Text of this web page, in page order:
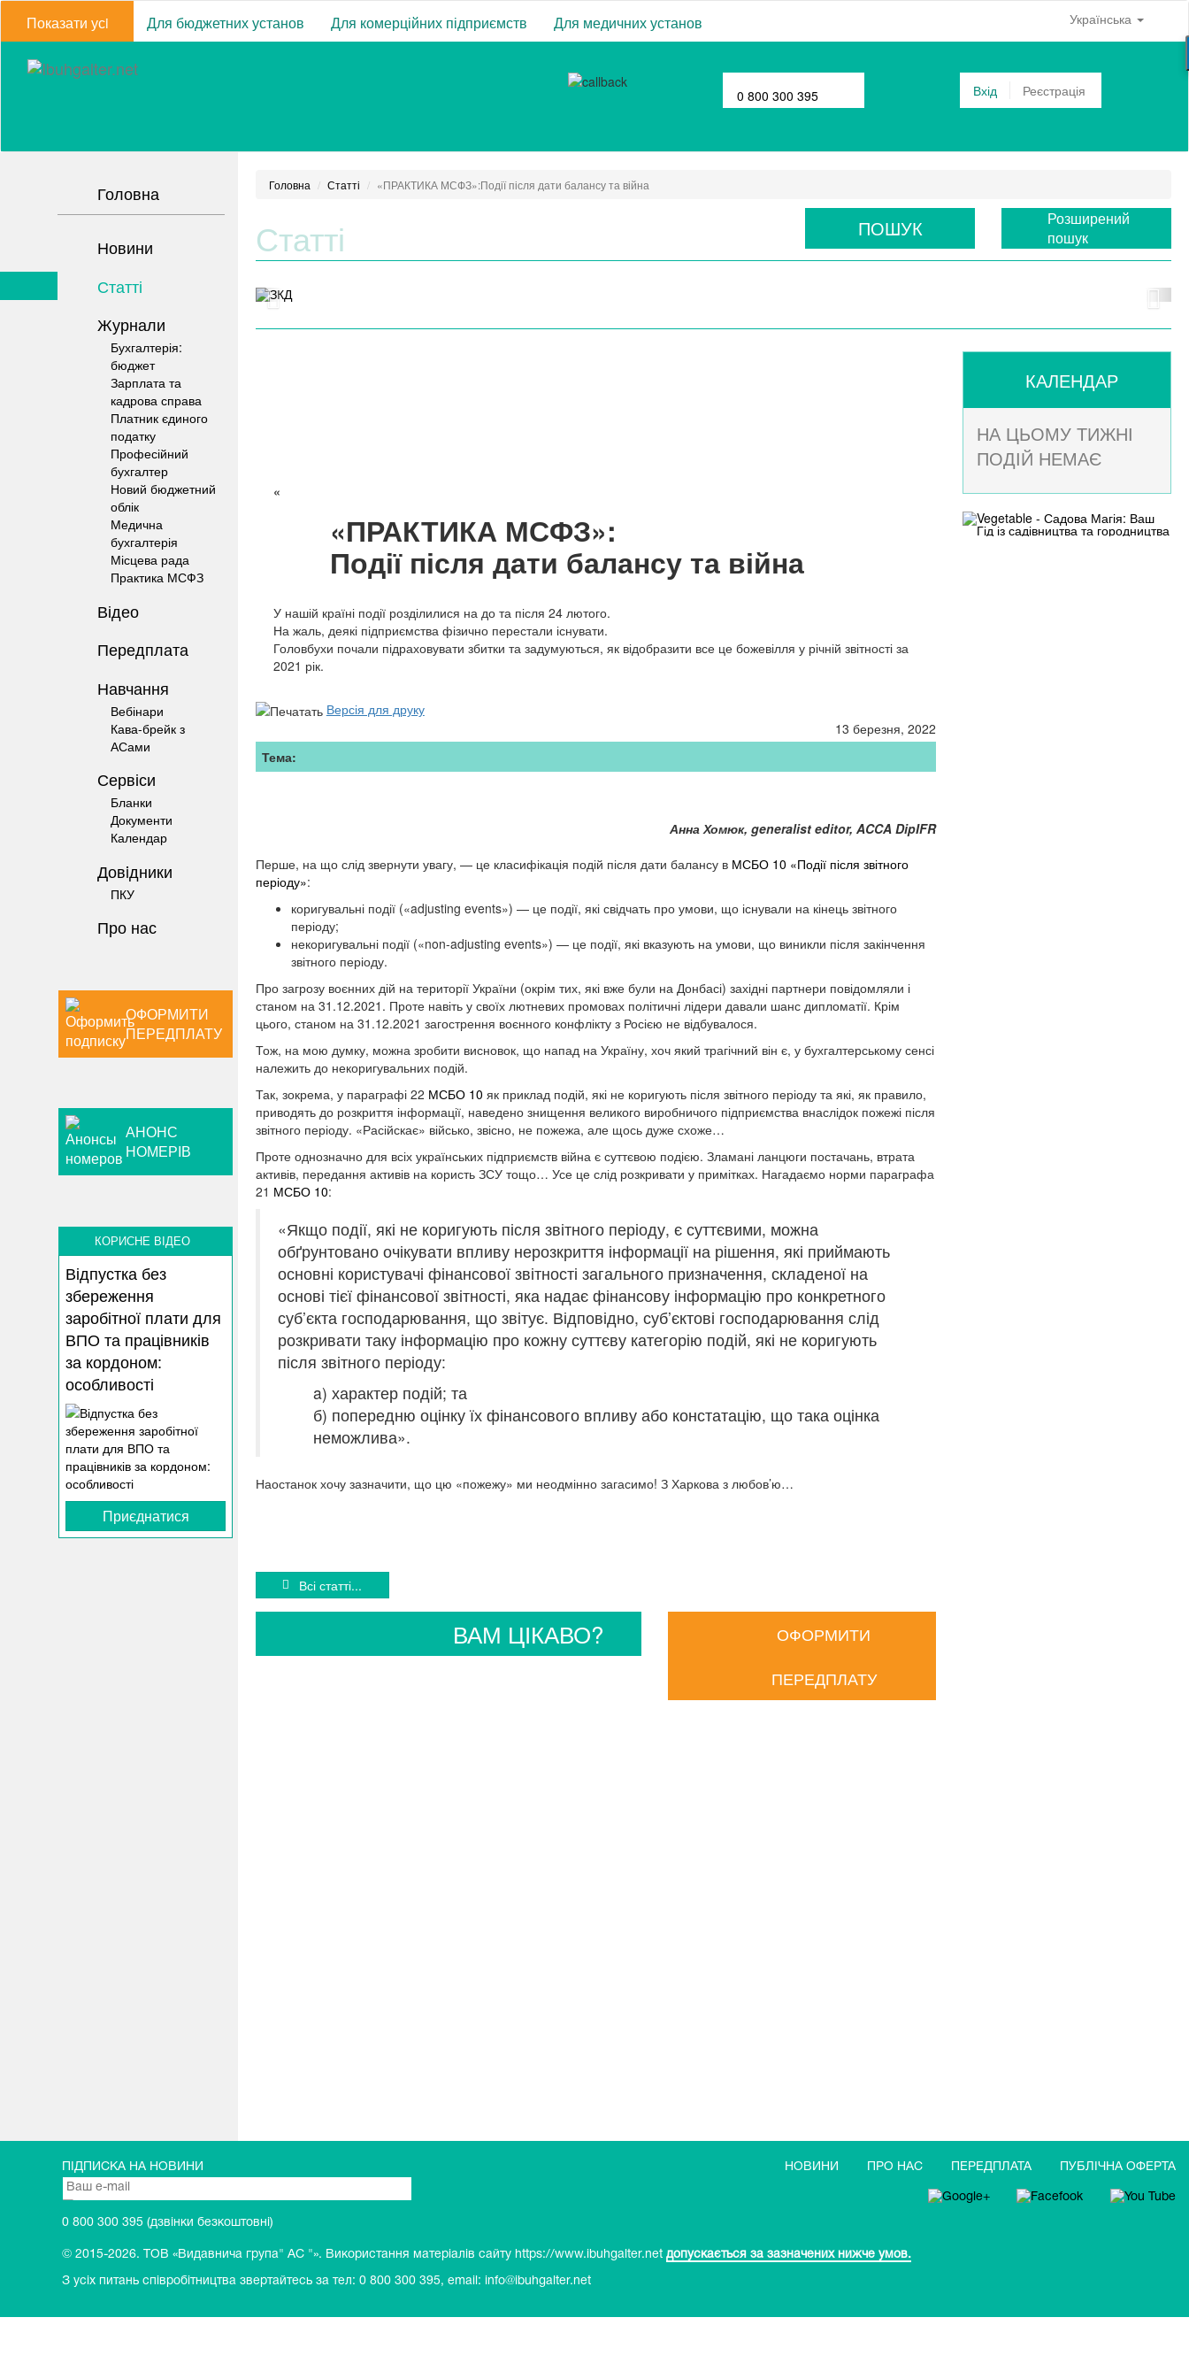
Показати усi Для бюджетних установ Для комерційних підприємств Для медичних установ Українська
0 800 300 395 Вхід Реєстрація
Головна
Новини
Статті
Журнали
Бухгалтерія:
бюджет
Зарплата та
кадрова справа
Платник єдиного
податку
Професійний
бухгалтер
Новий бюджетний
облік
Медична
бухгалтерія
Місцева рада
Практика МСФЗ
Відео
Передплата
Навчання
Вебінари
Кава-брейк з
АСами
Сервіси
Бланки
Документи
Календар
Довiдники
ПКУ
Про нас
ОФОРМИТИ
ПЕРЕДПЛАТУ
АНОНС
НОМЕРІВ
КОРИСНЕ ВІДЕО
Відпустка без
збереження
заробітної плати для
ВПО та працівників
за кордоном:
особливості
Приєднатися
Головна Статті «ПРАКТИКА МСФЗ»:Події після дати балансу та війна
Статті ПОШУК
Розширений
пошук
«
«ПРАКТИКА МСФЗ»:
Події після дати балансу та війна
У нашій країні події розділилися на до та після 24 лютого.
На жаль, деякі підприємства фізично перестали існувати.
Головбухи почали підраховувати збитки та задумуються, як відобразити все це божевілля у річній звітності за
2021 рік.
Версія для друку
13 березня, 2022
Тема:
Анна Хомюк, generalist editor, ACCA DipIFR
Перше, на що слід звернути увагу, — це класифікація подій після дати балансу в МСБО 10 «Події після звітного
періоду»:
коригувальні події («adjusting events») — це події, які свідчать про умови, що існували на кінець звітного
періоду;
некоригувальні події («non-adjusting events») — це події, які вказують на умови, що виникли після закінчення
звітного періоду.
Про загрозу воєнних дій на території України (окрім тих, які вже були на Донбасі) західні партнери повідомляли і
станом на 31.12.2021. Проте навіть у своїх лютневих промовах політичні лідери давали шанс дипломатії. Крім
цього, станом на 31.12.2021 загострення воєнного конфлікту з Росією не відбувалося.
Тож, на мою думку, можна зробити висновок, що напад на Україну, хоч який трагічний він є, у бухгалтерському сенсі
належить до некоригувальних подій.
Так, зокрема, у параграфі 22 МСБО 10 як приклад подій, які не коригують після звітного періоду та які, як правило,
приводять до розкриття інформації, наведено знищення великого виробничого підприємства внаслідок пожежі після
звітного періоду. «Расійскає» військо, звісно, не пожежа, але щось дуже схоже…
Проте однозначно для всіх українських підприємств війна є суттєвою подією. Зламані ланцюги постачань, втрата
активів, передання активів на користь ЗСУ тощо… Усе це слід розкривати у примітках. Нагадаємо норми параграфа
21 МСБО 10:
«Якщо події, які не коригують після звітного періоду, є суттєвими, можна
обґрунтовано очікувати впливу нерозкриття інформації на рішення, які приймають
основні користувачі фінансової звітності загального призначення, складеної на
основі тієї фінансової звітності, яка надає фінансову інформацію про конкретного
суб’єкта господарювання, що звітує. Відповідно, суб’єктові господарювання слід
розкривати таку інформацію про кожну суттєву категорію подій, які не коригують
після звітного періоду:
a) характер подій; та
б) попередню оцінку їх фінансового впливу або констатацію, що така оцінка
неможлива».
Наостанок хочу зазначити, що цю «пожежу» ми неодмінно загасимо! З Харкова з любов’ю…
Всі статті...
ВАМ ЦІКАВО?
ОФОРМИТИ
ПЕРЕДПЛАТУ
КАЛЕНДАР
НА ЦЬОМУ ТИЖНІ
ПОДІЙ НЕМАЄ
ПІДПИСКА НА НОВИНИ
0 800 300 395 (дзвінки безкоштовні)
НОВИНИ ПРО НАС ПЕРЕДПЛАТА ПУБЛIЧНА ОФЕРТА
© 2015-2026. ТОВ «Видавнича група" АС "». Використання матеріалів сайту https://www.ibuhgalter.net допускається за зазначених нижче умов.
З усіх питань співробітництва звертайтесь за тел: 0 800 300 395, email: info@ibuhgalter.net